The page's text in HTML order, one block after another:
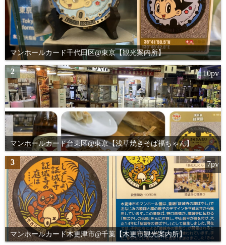
ジ
送
り
マンホールカード千代田区@東京【観光案内所】
2
マンホールカード台東区@東京【浅草焼きそば福ちゃん】
10pv
3
マンホールカード木更津市@千葉【木更市観光案内所】
7pv